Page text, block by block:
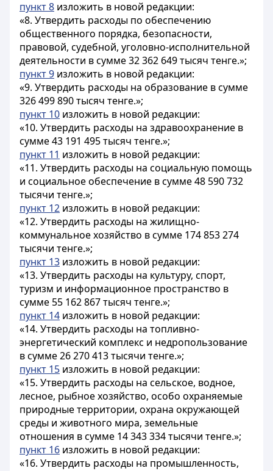
пункт 8 изложить в новой редакции:
«8. Утвердить расходы по обеспечению
общественного порядка, безопасности,
правовой, судебной, уголовно-исполнительной
деятельности в сумме 32 362 649 тысяч тенге.»;
пункт 9 изложить в новой редакции:
«9. Утвердить расходы на образование в сумме
326 499 890 тысяч тенге.»;
пункт 10 изложить в новой редакции:
«10. Утвердить расходы на здравоохранение в
сумме 43 191 495 тысяч тенге.»;
пункт 11 изложить в новой редакции:
«11. Утвердить расходы на социальную помощь
и социальное обеспечение в сумме 48 590 732
тысячи тенге.»;
пункт 12 изложить в новой редакции:
«12. Утвердить расходы на жилищно-
коммунальное хозяйство в сумме 174 853 274
тысячи тенге.»;
пункт 13 изложить в новой редакции:
«13. Утвердить расходы на культуру, спорт,
туризм и информационное пространство в
сумме 55 162 867 тысяч тенге.»;
пункт 14 изложить в новой редакции:
«14. Утвердить расходы на топливно-
энергетический комплекс и недропользование
в сумме 26 270 413 тысячи тенге.»;
пункт 15 изложить в новой редакции:
«15. Утвердить расходы на сельское, водное,
лесное, рыбное хозяйство, особо охраняемые
природные территории, охрана окружающей
среды и животного мира, земельные
отношения в сумме 14 343 334 тысячи тенге.»;
пункт 16 изложить в новой редакции:
«16. Утвердить расходы на промышленность,